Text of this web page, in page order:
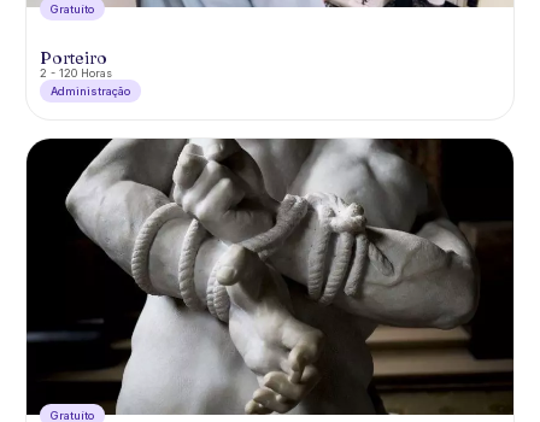
Gratuíto
Porteiro
2 - 120 Horas
Administração
Gratuíto